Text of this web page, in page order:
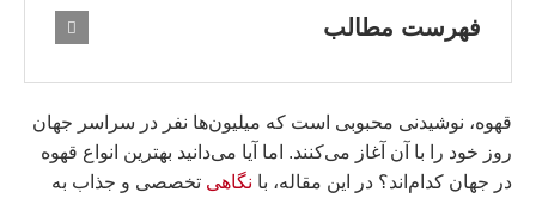
فهرست مطالب
قهوه، نوشیدنی محبوبی است که میلیون‌ها نفر در سراسر جهان
روز خود را با آن آغاز می‌کنند. اما آیا می‌دانید بهترین انواع قهوه
در جهان کدام‌اند؟ در این مقاله، با نگاهی تخصصی و جذاب به